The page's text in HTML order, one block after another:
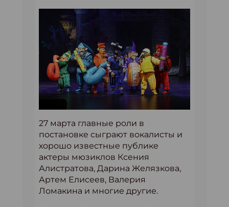
27 марта главные роли в
постановке сыграют вокалисты и
хорошо известные публике
актеры мюзиклов Ксения
Алистратова, Дарина Желязкова,
Артем Елисеев, Валерия
Ломакина и многие другие.